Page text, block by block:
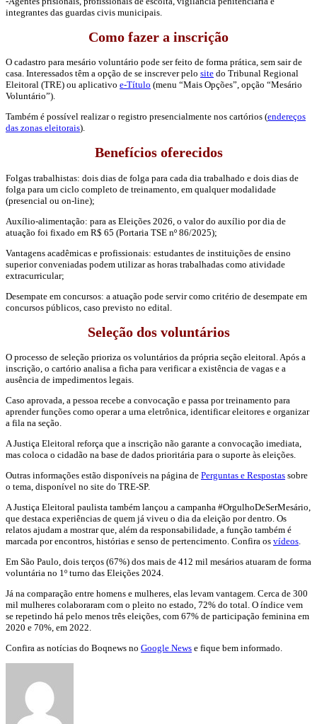
integrantes das guardas civis municipais.
Como fazer a inscrição
O cadastro para mesário voluntário pode ser feito de forma prática, sem sair de
casa. Interessados têm a opção de se inscrever pelo site do Tribunal Regional
Eleitoral (TRE) ou aplicativo e-Título (menu “Mais Opções”, opção “Mesário
Voluntário”).
Também é possível realizar o registro presencialmente nos cartórios (endereços
das zonas eleitorais).
Benefícios oferecidos
Folgas trabalhistas: dois dias de folga para cada dia trabalhado e dois dias de
folga para um ciclo completo de treinamento, em qualquer modalidade
(presencial ou on-line);
Auxílio-alimentação: para as Eleições 2026, o valor do auxílio por dia de
atuação foi fixado em R$ 65 (Portaria TSE nº 86/2025);
Vantagens acadêmicas e profissionais: estudantes de instituições de ensino
superior conveniadas podem utilizar as horas trabalhadas como atividade
extracurricular;
Desempate em concursos: a atuação pode servir como critério de desempate em
concursos públicos, caso previsto no edital.
Seleção dos voluntários
O processo de seleção prioriza os voluntários da própria seção eleitoral. Após a
inscrição, o cartório analisa a ficha para verificar a existência de vagas e a
ausência de impedimentos legais.
Caso aprovada, a pessoa recebe a convocação e passa por treinamento para
aprender funções como operar a urna eletrônica, identificar eleitores e organizar
a fila na seção.
A Justiça Eleitoral reforça que a inscrição não garante a convocação imediata,
mas coloca o cidadão na base de dados prioritária para o suporte às eleições.
Outras informações estão disponíveis na página de Perguntas e Respostas sobre
o tema, disponível no site do TRE-SP.
A Justiça Eleitoral paulista também lançou a campanha #OrgulhoDeSerMesário,
que destaca experiências de quem já viveu o dia da eleição por dentro. Os
relatos ajudam a mostrar que, além da responsabilidade, a função também é
marcada por encontros, histórias e senso de pertencimento. Confira os vídeos
Em São Paulo, dois terços (67%) dos mais de 412 mil mesários atuaram de forma
voluntária no 1º turno das Eleições 2024.
Já na comparação entre homens e mulheres, elas levam vantagem. Cerca de 300
mil mulheres colaboraram com o pleito no estado, 72% do total. O índice vem
se repetindo há pelo menos três eleições, com 67% de participação feminina em
2020 e 70%, em 2022.
Confira as notícias do Boqnews no Google News e fique bem informado.